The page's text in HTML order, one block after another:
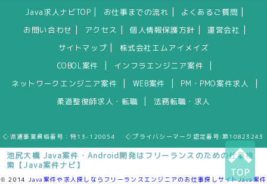
池尻大橋 Java案件・Android開発はフリーランスのための仕事検
索【Java案件ナビ】
TOP
Java求人ナビTOP お仕事までの流れ よくあるご質問
お問い合わせ アクセス 個人情報保護方針 運営会社
サイトマップ
株式会社エムアイメイズ
COBOL案件
インフラエンジニア案件
ネットワークエンジニア案件 WEB案件 PM・PMO案件求人
柔道整復師求人・転職 法務転職・求人
◇派遣事業資格番号：特13-120054 ◇プライバシーマーク認定番号:第10823243
© 2014
Java案件や求人探しならフリーランスエンジニアのお仕事探しサイトJava案件